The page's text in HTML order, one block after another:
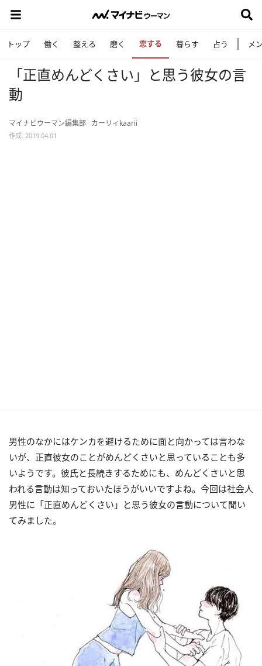
トップ 働く 整える 磨く 恋する 暮らす 占う メ
「正直めんどくさい」と思う彼女の言
動
マイナビウーマン編集部 カーリィkaarii
作成: 2019.04.01
男性のなかにはケンカを避けるために面と向かっては言わな
いが、正直彼女のことがめんどくさいと思っていることも多
いようです。彼氏と長続きするためにも、めんどくさいと思
われる言動は知っておいたほうがいいですよね。今回は社会人
男性に「正直めんどくさい」と思う彼女の言動について聞い
てみました。